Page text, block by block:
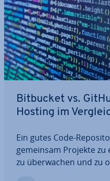
Bitbucket vs.
Hosting im
Ein gutes Code-
gemeinsam Projekte zu
zu über­wa­chen und zu